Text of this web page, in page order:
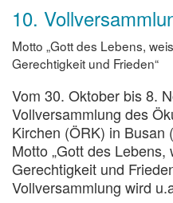
10.
Motto „Gott des Lebens,
Gerechtigkeit und Frieden“
Vom 30. Oktober bis 8.
Vollversammlung des
Kirchen (ÖRK) in Busan
Motto „Gott des
Gerechtigkeit und
Vollversammlung wird